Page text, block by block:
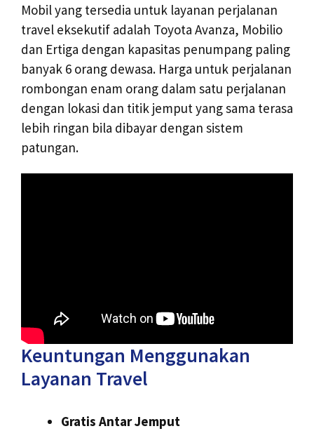
Mobil yang tersedia untuk layanan perjalanan
travel eksekutif adalah Toyota Avanza, Mobilio
dan Ertiga dengan kapasitas penumpang paling
banyak 6 orang dewasa. Harga untuk perjalanan
rombongan enam orang dalam satu perjalanan
dengan lokasi dan titik jemput yang sama terasa
lebih ringan bila dibayar dengan sistem
patungan.
Keuntungan Menggunakan
Layanan Travel
Gratis Antar Jemput